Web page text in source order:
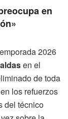
en
2026
en el
de toda
los refuerzos
del técnico